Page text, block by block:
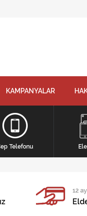
KAMPANYALAR
Telefonu
12